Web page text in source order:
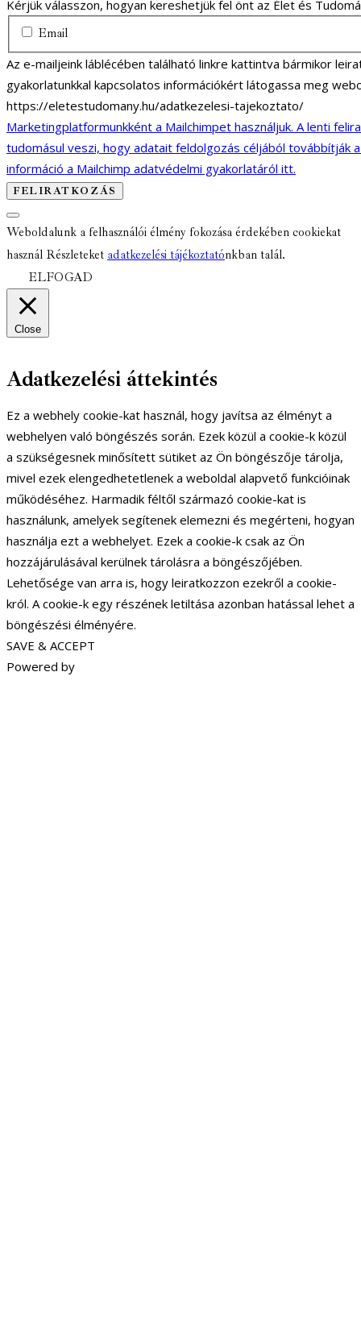
Kérjük válasszon, hogyan kereshetjük fel önt az Élet és
Email
Az e-mailjeink láblécében található linkre kattintva bármikor
gyakorlatunkkal kapcsolatos információkért látogassa meg
https://eletestudomany.hu/adatkezelesi-tajekoztato/
Marketingplatformunkként a Mailchimpet használjuk. A lenti
tudomásul veszi, hogy adatait feldolgozás céljából továbbítják
információ a Mailchimp adatvédelmi gyakorlatáról itt.
Weboldalunk a felhasználói élmény fokozása érdekében cookiekat
használ Részleteket adatkezelési tájékoztatónkban talál.
ELFOGAD
Close
Adatkezelési áttekintés
Ez a webhely cookie-kat használ, hogy javítsa az élményt a
webhelyen való böngészés során. Ezek közül a cookie-k közül
a szükségesnek minősített sütiket az Ön böngészője tárolja,
mivel ezek elengedhetetlenek a weboldal alapvető funkcióinak
működéséhez. Harmadik féltől származó cookie-kat is
használunk, amelyek segítenek elemezni és megérteni, hogyan
használja ezt a webhelyet. Ezek a cookie-k csak az Ön
hozzájárulásával kerülnek tárolásra a böngészőjében.
Lehetősége van arra is, hogy leiratkozzon ezekről a cookie-
król. A cookie-k egy részének letiltása azonban hatással lehet a
böngészési élményére.
SAVE & ACCEPT
Powered by